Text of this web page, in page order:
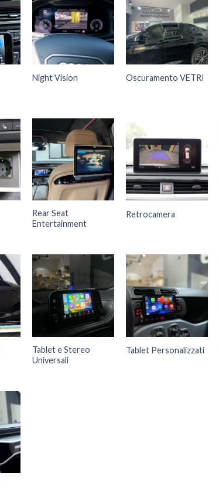
Night Vision Oscuramento VETRI
Rear Seat
Entertainment
Retrocamera
Tablet e Stereo
Universali
Tablet Personalizzati